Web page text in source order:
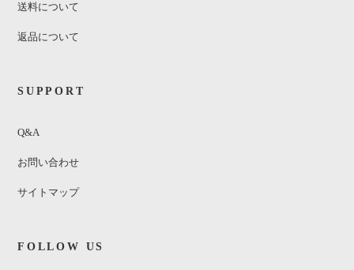
送料について
返品について
SUPPORT
Q&A
お問い合わせ
サイトマップ
FOLLOW US